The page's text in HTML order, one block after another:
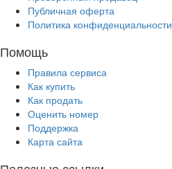
Публичная оферта
Политика конфиденциальности
Помощь
Правила сервиса
Как купить
Как продать
Оценить номер
Поддержка
Карта сайта